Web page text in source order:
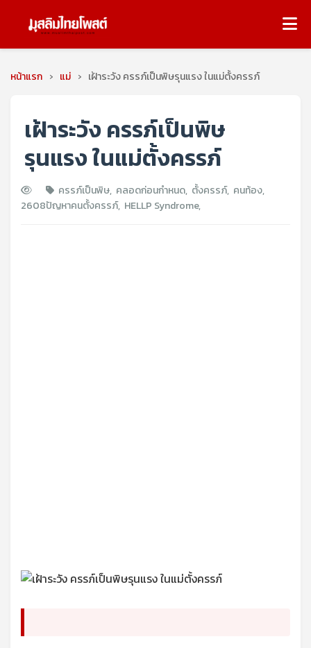
หน้าแรก › แม่ › เฝ้าระวัง ครรภ์เป็นพิษรุนแรง ในแม่ตั้งครรภ์
เฝ้าระวัง ครรภ์เป็นพิษ
รุนแรง ในแม่ตั้งครรภ์
2608
ครรภ์เป็นพิษ, คลอดก่อนกำหนด, ตั้งครรภ์, คนท้อง,
ปัญหาคนตั้งครรภ์, HELLP Syndrome,